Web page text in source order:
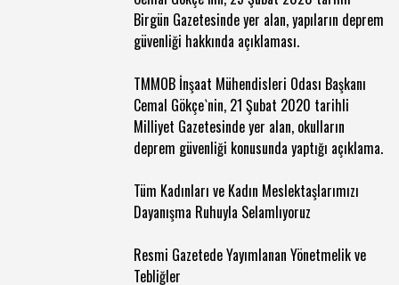
Birgün Gazetesinde yer alan, yapıların deprem
güvenliği hakkında açıklaması.
TMMOB İnşaat Mühendisleri Odası Başkanı
Cemal Gökçe`nin, 21 Şubat 2020 tarihli
Milliyet Gazetesinde yer alan, okulların
deprem güvenliği konusunda yaptığı açıklama.
Tüm Kadınları ve Kadın Meslektaşlarımızı
Dayanışma Ruhuyla Selamlıyoruz
Resmi Gazetede Yayımlanan Yönetmelik ve
Tebliğler